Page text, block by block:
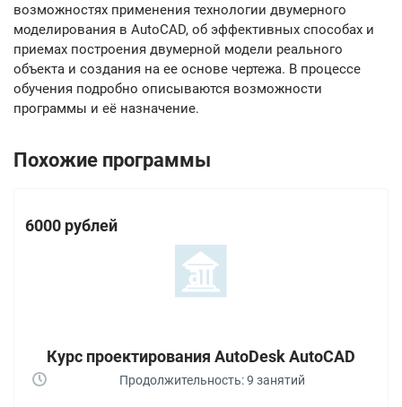
возможностях применения технологии двумерного
моделирования в AutoCAD, об эффективных способах и
приемах построения двумерной модели реального
объекта и создания на ее основе чертежа. В процессе
обучения подробно описываются возможности
программы и её назначение.
Похожие программы
6000 рублей
Курс проектирования AutoDesk AutoCAD
Продолжительность: 9 занятий